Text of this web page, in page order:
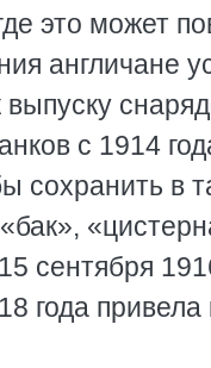
это может
англичане
выпуску
с 1914
сохранить в
сентября
года